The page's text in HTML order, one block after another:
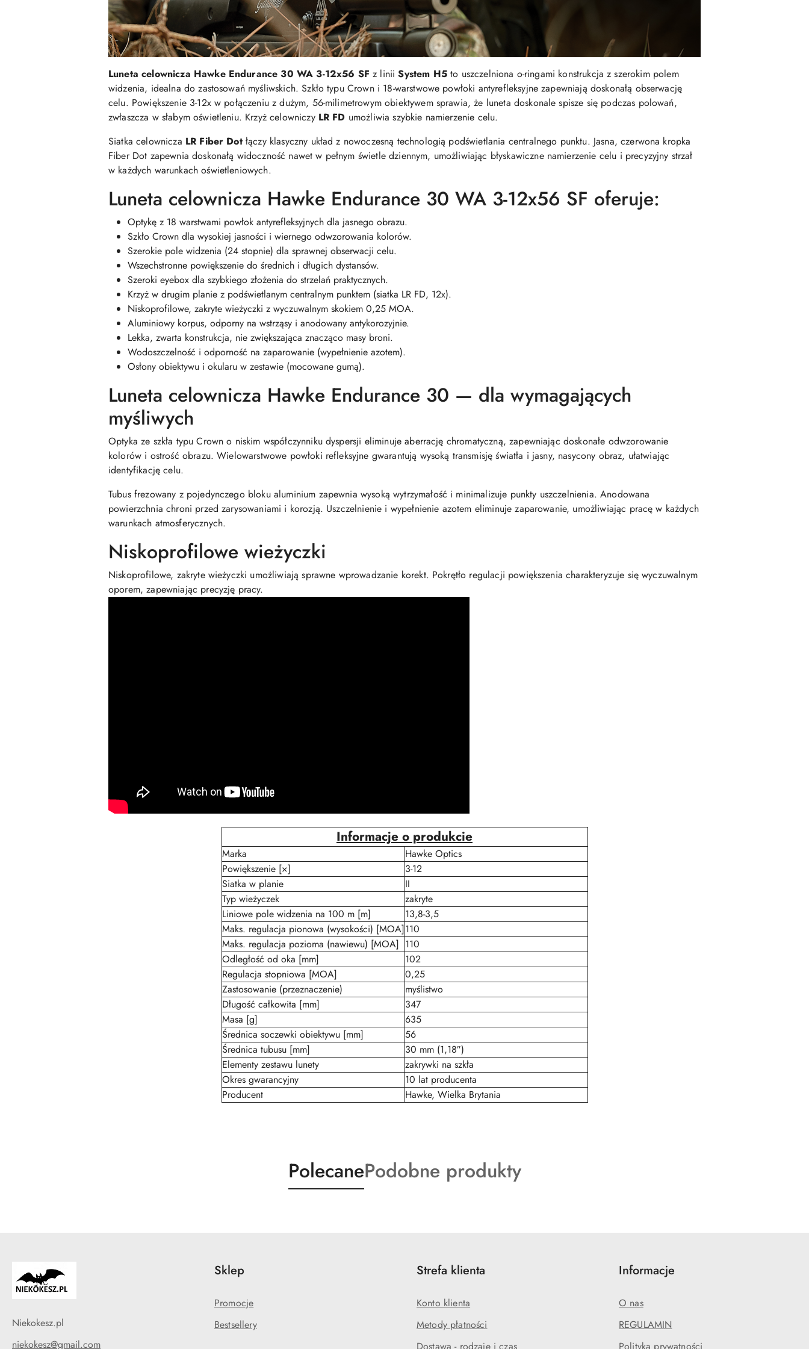
Luneta celownicza Hawke Endurance 30 WA 3-12x56 SF z liniiSystem H5to uszczelniona o-ringami konstrukcja z szerokim polem
widzenia, idealna do zastosowań myśliwskich. Szkło typu Crown i 18-warstwowe powłoki antyrefleksyjne zapewniają doskonałą obserwację
celu. Powiększenie 3-12x w połączeniu z dużym, 56-milimetrowym obiektywem sprawia, że luneta doskonale spisze się podczas polowań,
zwłaszcza w słabym oświetleniu. Krzyż celowniczy LR FD umożliwia szybkie namierzenie celu.
Siatka celownicza LR Fiber Dotłączy klasyczny układ z nowoczesną technologią podświetlania centralnego punktu. Jasna, czerwona kropka
Fiber Dot zapewnia doskonałą widoczność nawet w pełnym świetle dziennym, umożliwiając błyskawiczne namierzenie celu i precyzyjny strzał
w każdych warunkach oświetleniowych.
Luneta celownicza Hawke Endurance 30 WA 3-12x56 SF oferuje:
Optykę z 18 warstwami powłok antyrefleksyjnych dla jasnego obrazu.
Szkło Crown dla wysokiej jasności i wiernego odwzorowania kolorów.
Szerokie pole widzenia (24 stopnie) dla sprawnej obserwacji celu.
Wszechstronne powiększenie do średnich i długich dystansów.
Szeroki eyebox dla szybkiego złożenia do strzelań praktycznych.
Krzyż w drugim planie z podświetlanym centralnym punktem (siatka LR FD, 12x).
Niskoprofilowe, zakryte wieżyczki z wyczuwalnym skokiem 0,25 MOA.
Aluminiowy korpus, odporny na wstrząsy i anodowany antykorozyjnie.
Lekka, zwarta konstrukcja, nie zwiększająca znacząco masy broni.
Wodoszczelność i odporność na zaparowanie (wypełnienie azotem).
Osłony obiektywu i okularu w zestawie (mocowane gumą).
Luneta celownicza Hawke Endurance 30 — dla wymagających
myśliwych
Optyka ze szkła typu Crown o niskim współczynniku dyspersji eliminuje aberrację chromatyczną, zapewniając doskonałe odwzorowanie
kolorów i ostrość obrazu. Wielowarstwowe powłoki refleksyjne gwarantują wysoką transmisję światła i jasny, nasycony obraz, ułatwiając
identyfikację celu.
Tubus frezowany z pojedynczego bloku aluminium zapewnia wysoką wytrzymałość i minimalizuje punkty uszczelnienia. Anodowana
powierzchnia chroni przed zarysowaniami i korozją. Uszczelnienie i wypełnienie azotem eliminuje zaparowanie, umożliwiając pracę w każdych
warunkach atmosferycznych.
Niskoprofilowe wieżyczki
Niskoprofilowe, zakryte wieżyczki umożliwiają sprawne wprowadzanie korekt. Pokrętło regulacji powiększenia charakteryzuje się wyczuwalnym
oporem, zapewniając precyzję pracy.
Informacje o produkcie
Marka
Hawke Optics
Powiększenie [×]
3-12
Siatka w planie
II
Typ wieżyczek
zakryte
Liniowe pole widzenia na 100 m [m]
13,8-3,5
Maks. regulacja pionowa (wysokości) [MOA]110
Maks. regulacja pozioma (nawiewu) [MOA] 110
Odległość od oka [mm]
102
Regulacja stopniowa [MOA]
0,25
Zastosowanie (przeznaczenie)
myślistwo
Długość całkowita [mm]
347
Masa [g]
635
Średnica soczewki obiektywu [mm]
56
Średnica tubusu [mm]
30 mm (1,18″)
Elementy zestawu lunety
zakrywki na szkła
Okres gwarancyjny
10 lat producenta
Producent
Hawke, Wielka Brytania
Produkty
o
PolecaneProdukty
o
Podobne produkty
Niekokesz.pl
niekokesz@gmail.com
Sklep
Promocje
Bestsellery
Strefa klienta
Konto klienta
Metody płatności
Dostawa - rodzaje i czas
Informacje
O nas
REGULAMIN
Polityka prywatności